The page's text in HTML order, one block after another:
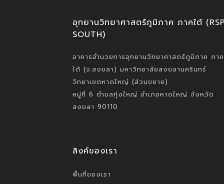
อุทยานวิทยาศาสตร์ภูมิภาค ภาคใต้
SOUTH)
อาคารอำนวยการอุทยานวิทยาศาสตร์ภูมิภาค ภาค
ใต้ (จ.สงขลา) มหาวิทยาลัยสงขลานครินทร์
วิทยาเขตหาดใหญ่ (ส่วนขยาย)
หมู่ที่ 6 ตำบลทุ่งใหญ่ อำเภอหาดใหญ่ จังหวัด
สงขลา 90110
ลิงค์ของเรา
พื้นที่ของเรา